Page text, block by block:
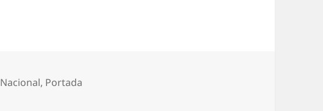
Categorías
Nacional, Portada